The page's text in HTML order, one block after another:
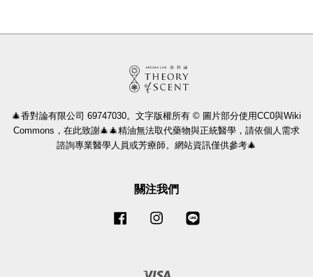
🎄香對論有限公司 69747030。文字版權所有 © 圖片部分使用CC0與Wiki
Commons，在此致謝🎄🎄精油無法取代藥物與正統醫學，請依個人需求
諮詢專業醫學人員或芳療師。網站資訊僅供參考🎄
關注我們
Facebook Instagram